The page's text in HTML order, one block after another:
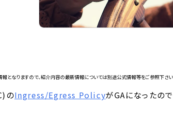
報となりますので、紹介内容の最新情報については別途公式情報等をご参照下さい
のIngress/Egress PolicyがGAになったの